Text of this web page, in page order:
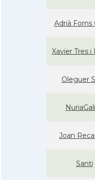
Adrià Forns
Xavier Tres i
Oleguer
Joan
Santi